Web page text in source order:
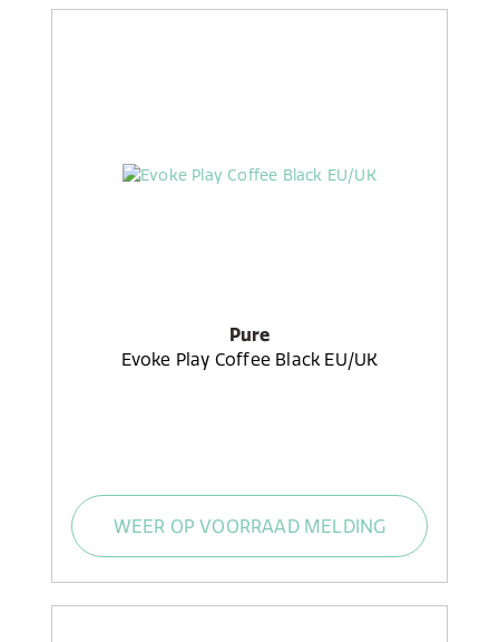
Pure
Evoke Play Coffee Black EU/UK
WEER OP VOORRAAD MELDING